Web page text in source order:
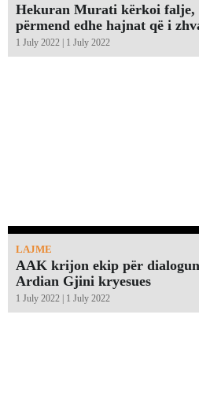
Hekuran Murati kërkoi falje,
përmend edhe hajnat që i
1 July 2022 | 1 July 2022
LAJME
AAK krijon ekip për
Ardian Gjini kryesues
1 July 2022 | 1 July 2022